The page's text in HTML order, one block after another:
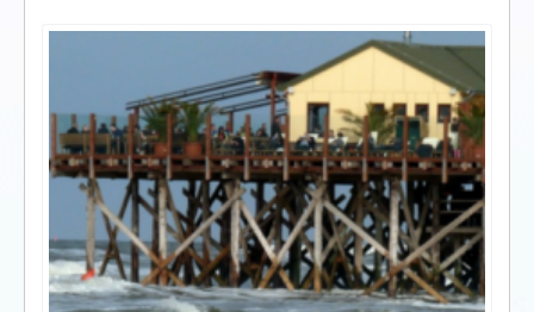
Dinner with friends
I love my dog!
Wusstet Ihr schon?
Behind the scenes...
Enjoy!